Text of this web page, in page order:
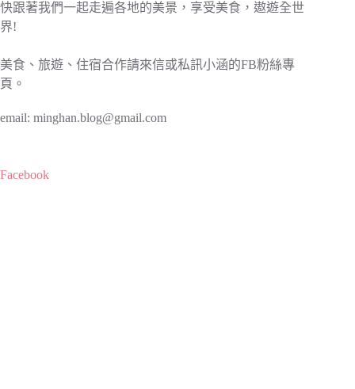
快跟著我們一起走遍各地的美景，享受美食，遨遊全世
界!
美食、旅遊、住宿合作請來信或私訊小涵的FB粉絲專
頁。
email: minghan.blog@gmail.com
Facebook